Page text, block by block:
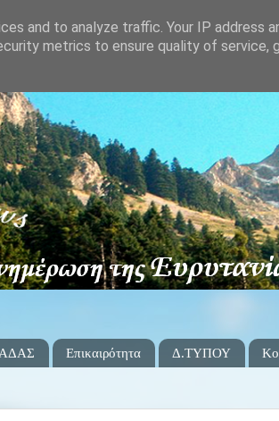
Επικαιρότητα Δ.ΤΥΠΟΥ
and to analyze traffic. Your IP address
metrics to ensure quality of service,